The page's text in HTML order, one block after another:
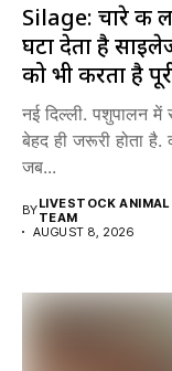
Silage: चारे की
घटा देता है
को भी करता है
नई दिल्ली. पशुपालन में
बेहद ही जरूरी होता है.
जब...
BYLIVESTOCK ANIMAL
TEAM
AUGUST 8, 2026